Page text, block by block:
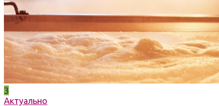
3
Актуально